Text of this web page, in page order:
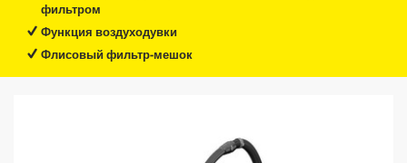
фильтром
Функция воздуходувки
Флисовый фильтр-мешок